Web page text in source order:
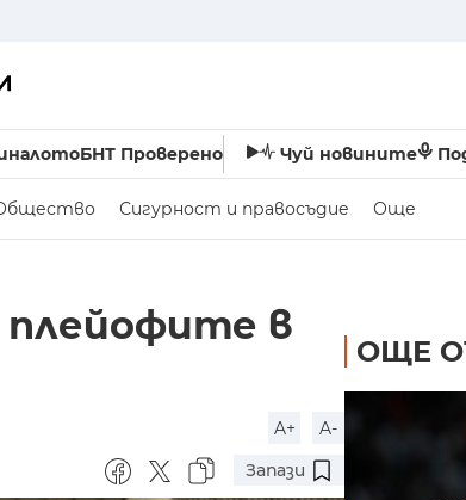
БНТ Проверено Чуй новините
Сигурност и правосъдие Още
плейофите в
A+
A-
Запази
ОЩЕ